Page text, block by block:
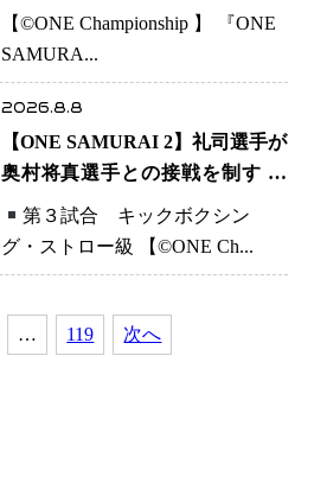
力で主導権を握り判定勝利
【©️ONE Championship 】 『ONE
SAMURA...
2026.8.8
【ONE SAMURAI 2】礼司選手が
奥村将真選手との接戦を制す カ
ウンターと正確な打撃で判定勝利
第３試合 キックボクシン
グ・ストロー級 【©️ONE Ch...
… 119 次へ